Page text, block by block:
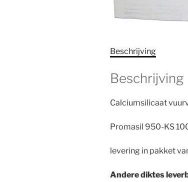
Beschrijving
Beschrijving
Calciumsilicaat
Promasil 950-KS
levering in pakket
Andere diktes